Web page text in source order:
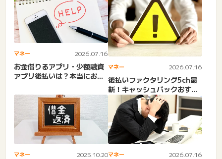
マネー 2026.07.16
お金借りるアプリ・少額融資
アプリ後払いは？本当にお金
が...
マネー 2026.07.16
後払いファクタリング5ch最
新！キャッシュバックおすす
めは？LINE完結・審査...
マネー 2025.10.20マネー 2026.07.16